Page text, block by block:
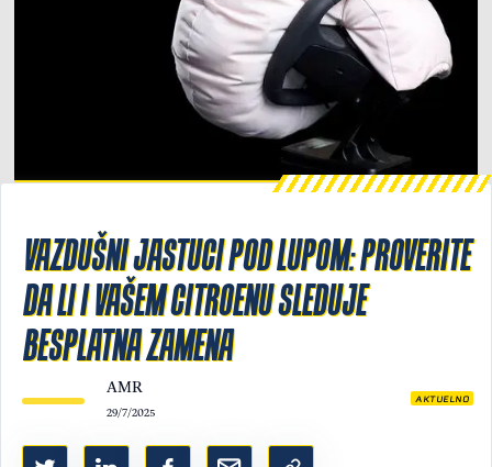
Light/Dark mode
VAZDUŠNI JASTUCI POD LUPOM: PROVERITE
DA LI I VAŠEM CITROENU SLEDUJE
BESPLATNA ZAMENA
AMR
29/7/2025
AKTUELNO